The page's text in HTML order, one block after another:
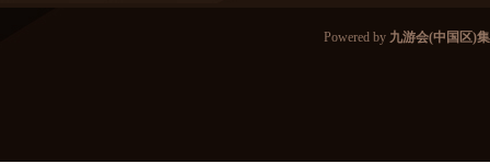
Powered by 九游会(中国区)